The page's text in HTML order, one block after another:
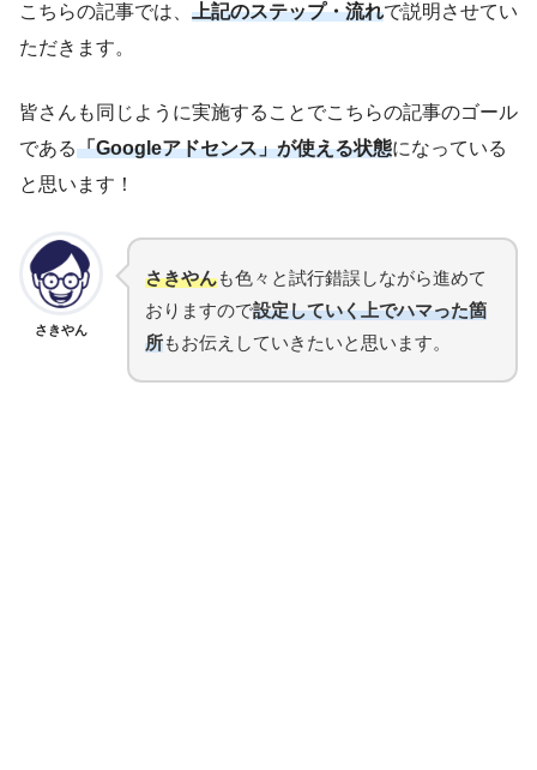
こちらの記事では、 上記のステップ・流れで説明させてい
ただきます。
皆さんも同じように実施することでこちらの記事のゴール
である「Googleアドセンス」が使える状態になっている
と思います！
さきやん
さきやんも色々と試行錯誤しながら進めて
おりますので設定していく上でハマった箇
所もお伝えしていきたいと思います。